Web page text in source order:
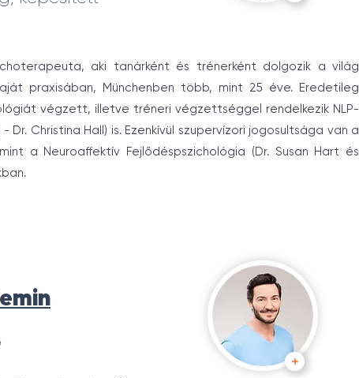
aki tanárként és trénerként dolgozik a világ
praxisában, Münchenben több, mint 25 éve. Eredetileg
végzett, illetve tréneri végzettséggel rendelkezik NLP-
Dr. Christina Hall) is. Ezenkívül szupervízori jogosultsága van a
a Neuroaffektív Fejlődéspszichológia (Dr. Susan Hart és